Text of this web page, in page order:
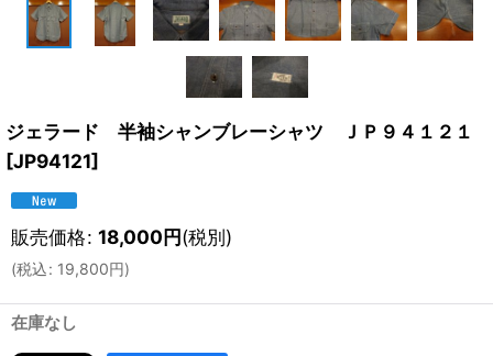
ジェラード 半袖シャンブレーシャツ ＪＰ９４１２１
[JP94121]
販売価格: 18,000円(税別)
(税込: 19,800円)
在庫なし